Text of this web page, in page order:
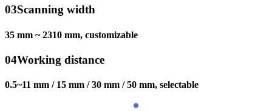
03Scanning width
35 mm ~ 2310 mm, customizable
04Working distance
0.5~11 mm / 15 mm / 30 mm / 50 mm, selectable